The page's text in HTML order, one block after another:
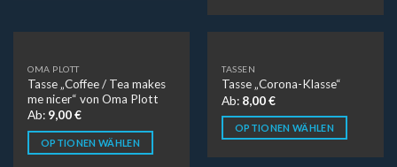
OMA PLOTT
Tasse „Coffee / Tea makes
me nicer“ von Oma Plott
Ab: 9,00€
OPTIONEN WÄHLEN
TASSEN
Tasse „Corona-Klasse“
Ab: 8,00€
OPTIONEN WÄHLEN